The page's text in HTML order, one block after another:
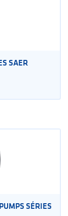
SAER
SÉRIES